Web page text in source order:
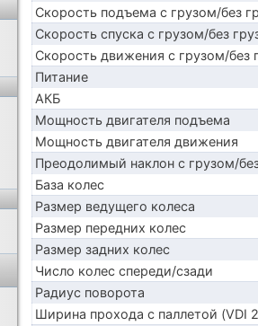
Скорость подъема с грузом/без
Скорость спуска с грузом/без
Скорость движения с грузом/без
Питание
АКБ
Мощность двигателя подъема
Мощность двигателя движения
Преодолимый наклон с грузом/
База колес
Размер ведущего колеса
Размер передних колес
Размер задних колес
Число колес спереди/сзади
Радиус поворота
Ширина прохода с паллетой (VDI